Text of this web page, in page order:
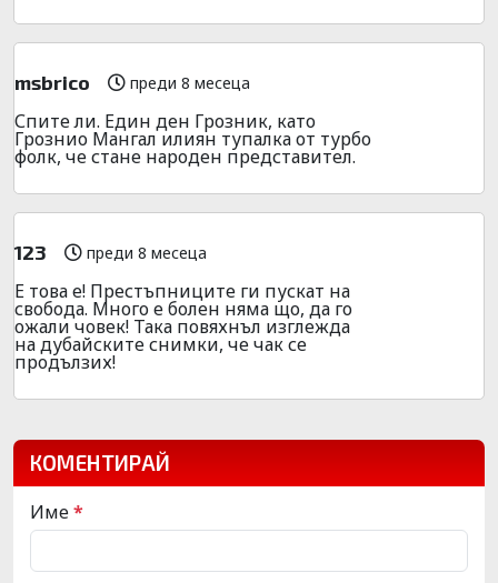
msbrico преди 8 месеца
Спите ли. Един ден Грозник, като
Грознио Мангал илиян тупалка от турбо
фолк, че стане народен представител.
123 преди 8 месеца
Е това е! Престъпниците ги пускат на
свобода. Много е болен няма що, да го
ожали човек! Така повяхнъл изглежда
на дубайските снимки, че чак се
продълзих!
КОМЕНТИРАЙ
Име*